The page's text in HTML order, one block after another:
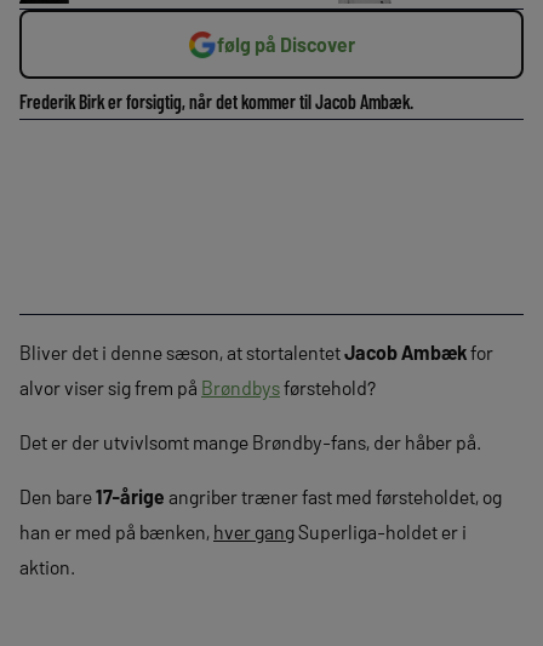
følg på Discover
Frederik Birk er forsigtig, når det kommer til Jacob Ambæk.
Bliver det i denne sæson, at stortalentetJacob Ambækfor
alvor viser sig frem på Brøndbysførstehold?
Det er der utvivlsomt mange Brøndby-fans, der håber på.
Den bare17-årige angriber træner fast med førsteholdet, og
han er med på bænken, hver gangSuperliga-holdet er i
aktion.